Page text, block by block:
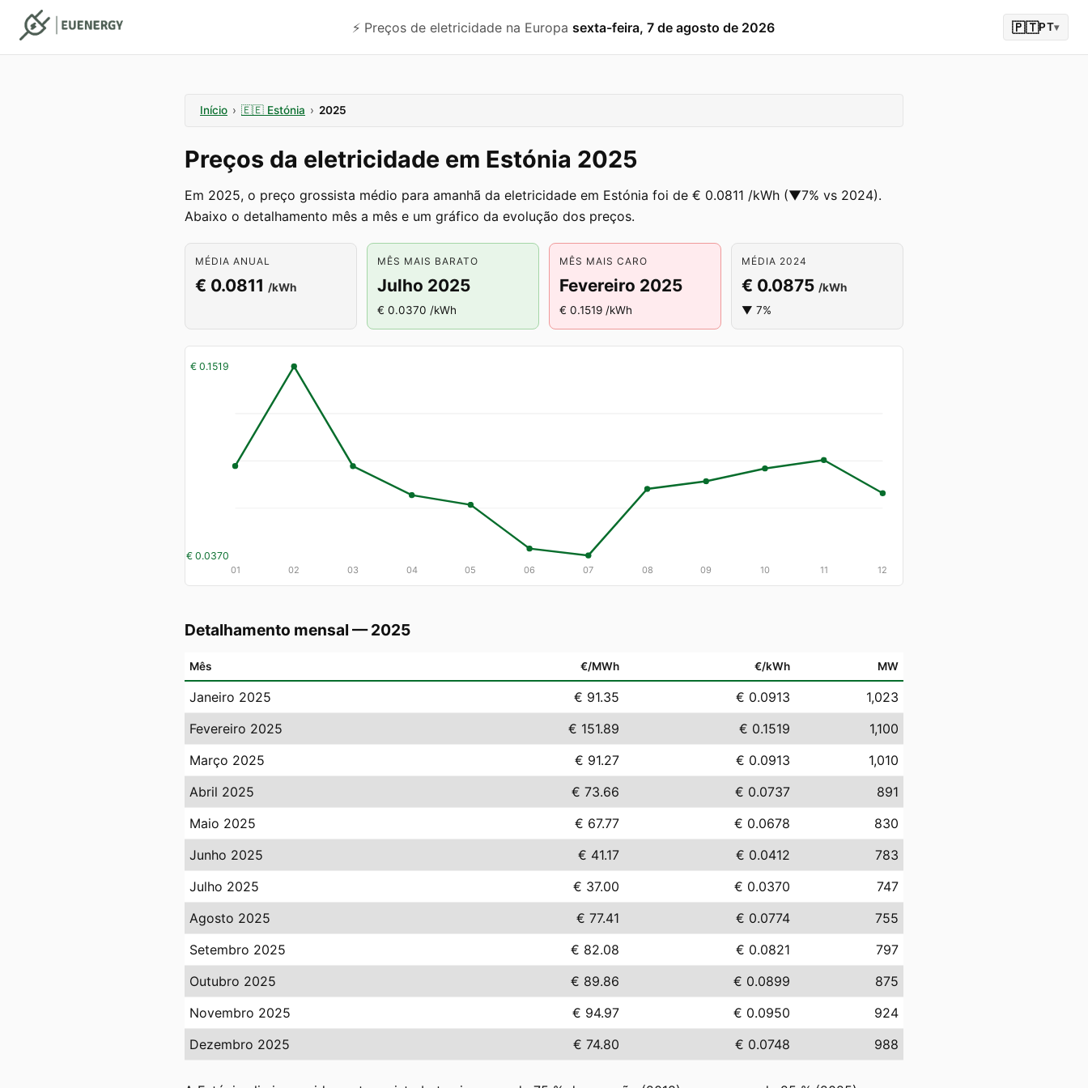
⚡️ Preços de eletricidade na Europa sexta-feira, 7 de agosto de 2026 🇵🇹PT▾
Início › 🇪🇪 Estónia › 2025
Preços da eletricidade em Estónia 2025
Em 2025, o preço grossista médio para amanhã da eletricidade em Estónia foi de € 0.0811 /kWh (▼7% vs 2024).
Abaixo o detalhamento mês a mês e um gráfico da evolução dos preços.
MÉDIA ANUAL
€ 0.0811 /kWh
MÊS MAIS BARATO
Julho 2025
€ 0.0370 /kWh
MÊS MAIS CARO
Fevereiro 2025
€ 0.1519 /kWh
MÉDIA 2024
€ 0.0875 /kWh
▼ 7%
€ 0.1519
€ 0.0370
01 02 03 04 05 06 07 08 09 10 11 12
Detalhamento mensal — 2025
Mês €/MWh €/kWh MW
Janeiro 2025 € 91.35 € 0.0913
1,023
Fevereiro 2025
€ 151.89 € 0.1519
1,100
Março 2025
€ 91.27 € 0.0913
1,010
Abril 2025
€ 73.66 € 0.0737
891
Maio 2025
€ 67.77 € 0.0678
830
Junho 2025
€ 41.17 € 0.0412
783
Julho 2025
€ 37.00 € 0.0370
747
Agosto 2025
€ 77.41 € 0.0774
755
Setembro 2025
€ 82.08 € 0.0821
797
Outubro 2025
€ 89.86 € 0.0899
875
Novembro 2025
€ 94.97 € 0.0950
924
Dezembro 2025
€ 74.80 € 0.0748 988